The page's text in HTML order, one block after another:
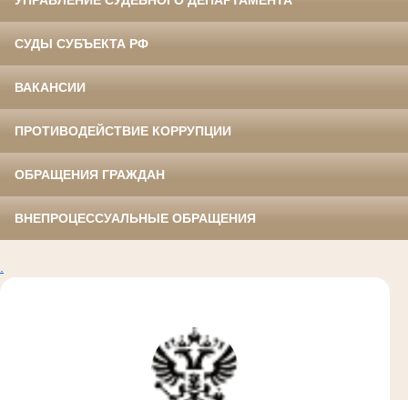
СУДЫ СУБЪЕКТА РФ
ВАКАНСИИ
ПРОТИВОДЕЙСТВИЕ КОРРУПЦИИ
ОБРАЩЕНИЯ ГРАЖДАН
ВНЕПРОЦЕССУАЛЬНЫЕ ОБРАЩЕНИЯ